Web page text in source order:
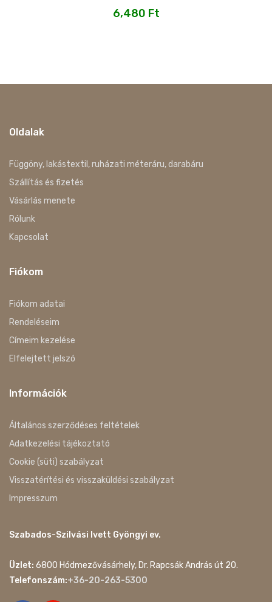
6,480 Ft
Oldalak
Függöny, lakástextil, ruházati méteráru, darabáru
Szállítás és fizetés
Vásárlás menete
Rólunk
Kapcsolat
Fiókom
Fiókom adatai
Rendeléseim
Címeim kezelése
Elfelejtett jelszó
Információk
Általános szerződéses feltételek
Adatkezelési tájékoztató
Cookie (süti) szabályzat
Visszatérítési és visszaküldési szabályzat
Impresszum
Szabados-Szilvási Ivett Gyöngyi ev.
Üzlet: 6800 Hódmezővásárhely, Dr. Rapcsák András út 20.
Telefonszám:+36-20-263-5300